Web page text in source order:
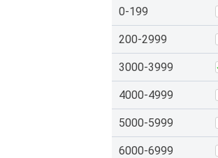
0-199
200-2999
3000-3999
4000-4999
5000-5999
6000-6999